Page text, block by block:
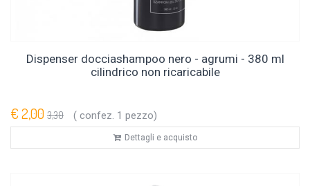
Dispenser docciashampoo nero - agrumi - 380 ml
cilindrico non ricaricabile
€ 2,00 3,30 ( confez. 1 pezzo)
Dettagli e acquisto